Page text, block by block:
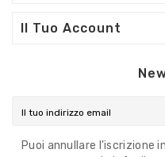
Il Tuo Account
Puoi annullare l'iscrizione